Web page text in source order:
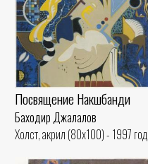
Посвящение Накшбанди
Баходир Джалалов
Холст, акрил (80x100) - 1997 год